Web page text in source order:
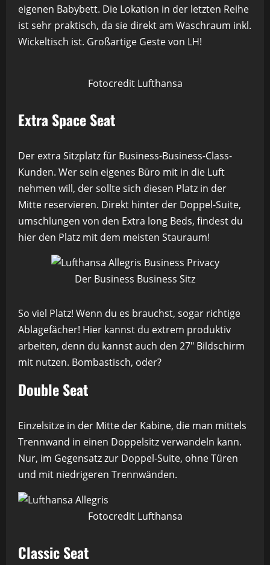
eigenen Babybett. Die Lokation in der letzten Reihe
ist sehr praktisch, da sie direkt am Waschraum inkl.
Wickeltisch ist. Großartige Geste von LH!
Fotocredit Lufthansa
Extra Space Seat
Der extra Sitzplatz für Business-Business-Class-
Kunden. Wer sein eigenes Büro mit in die Luft
nehmen will, der sollte sich diesen Platz in der
Mitte reservieren. Direkt hinter der Doppel-Suite,
umschlungen von den Extra long Beds, findest du
hier den Platz mit dem meisten Stauraum!
Der Business Business Sitz
So viel Platz! Wenn du es brauchst, sogar richtige
Ablagefächer! Hier kannst du extrem produktiv
arbeiten, denn du kannst auch den 27″ Bildschirm
mit nutzen. Bombastisch, oder?
Double Seat
Einzelsitze in der Mitte der Kabine, die man mittels
Trennwand in einen Doppelsitz verwandeln kann.
Nur, im Gegensatz zur Doppel-Suite, ohne Türen
und mit niedrigeren Trennwänden.
Fotocredit Lufthansa
Classic Seat